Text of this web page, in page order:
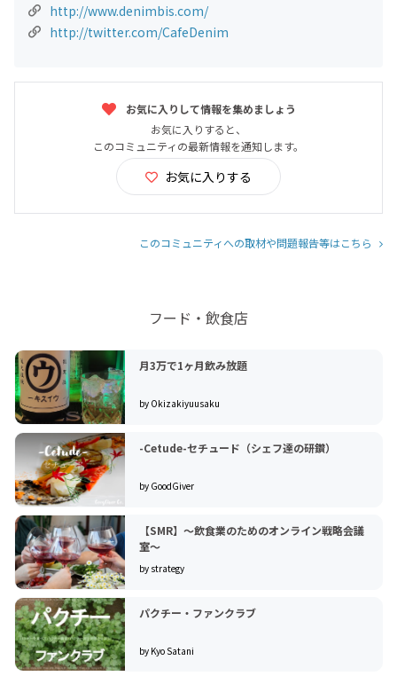
http://www.denimbis.com/
http://twitter.com/CafeDenim
お気に入りして情報を集めましょう
お気に入りすると、
このコミュニティの最新情報を通知します。
お気に入りする
このコミュニティへの取材や問題報告等はこちら
フード・飲食店
月3万で1ヶ月飲み放題
by Okizakiyuusaku
-Cetude-セチュード（シェフ達の研鑽）
by GoodGiver
【SMR】～飲食業のためのオンライン戦略会議
室～
by strategy
パクチー・ファンクラブ
by Kyo Satani